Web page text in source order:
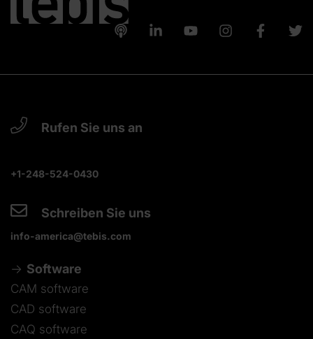
Rufen Sie uns an
+1-248-524-0430
Schreiben Sie uns
info-america@tebis.com
Software
CAM software
CAD software
CAQ software